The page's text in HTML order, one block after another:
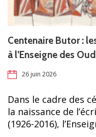
Centenaire Butor :
à l’Enseigne des
26 juin 2026
Dans le cadre des
la naissance de
(1926-2016),